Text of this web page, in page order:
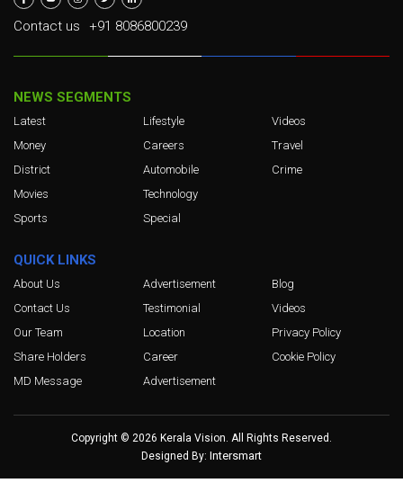
Contact us +91 8086800239
NEWS SEGMENTS
Latest
Money
District
Movies
Sports
Lifestyle
Careers
Automobile
Technology
Special
Videos
Travel
Crime
QUICK LINKS
About Us
Contact Us
Our Team
Share Holders
MD Message
Advertisement
Testimonial
Location
Career
Advertisement
Blog
Videos
Privacy Policy
Cookie Policy
Copyright © 2026 Kerala Vision. All Rights Reserved.
Designed By: Intersmart